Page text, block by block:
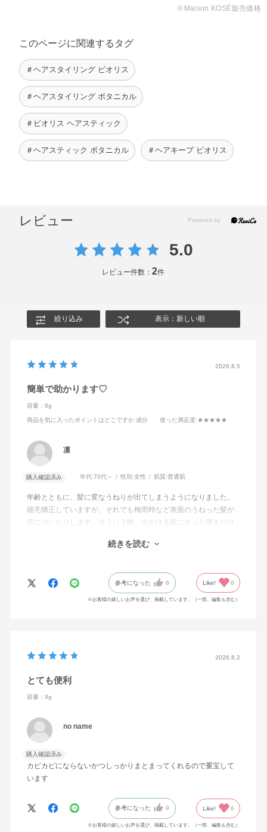
※Maison KOSÉ販売価格
このページに関連するタグ
＃ヘアスタイリング ビオリス
＃ヘアスタイリング ボタニカル
＃ビオリス ヘアスティック
＃ヘアスティック ボタニカル ＃ヘアキープ ビオリス
レビュー
5.0
レビュー件数：2件
絞り込み 表示：新しい順
2026.8.5
簡単で助かります♡
容量：8g
商品を気に入ったポイントはどこですか:成分 使った満足度:★★★★★
凛
購入確認済み 年代:70代～ 性別:女性 肌質:普通肌
年齢とともに、髪に変なうねりが出てしまうようになりました。
縮毛矯正していますが、それでも梅雨時など表面のうねった髪が
目についたりします。そういう時、出かける前にさっと塗るだけ
今までオイルやバームを使っていて、悪くはなかったのですが、
にうまくまとまるし、手が汚れないのがなによりです。
続きを読む
参考になった 0 Like! 0
※お客様の嬉しいお声を選び、掲載しています。（一部、編集も含む）
2026.6.2
とても便利
容量：8g
no name
購入確認済み
カピカピにならないかつしっかりまとまってくれるので重宝して
います
参考になった 0 Like! 0
※お客様の嬉しいお声を選び、掲載しています。（一部、編集も含む）